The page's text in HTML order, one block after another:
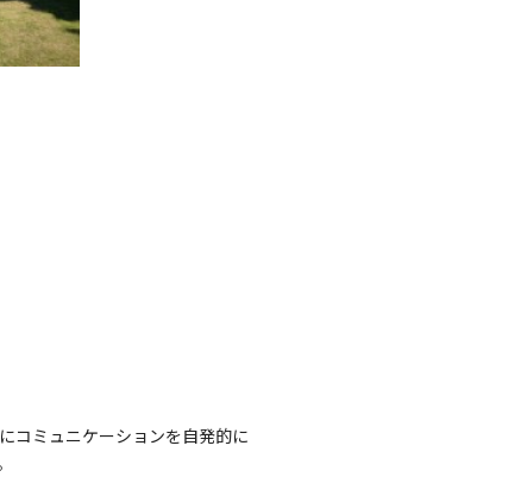
コミュニケーションを自発的に